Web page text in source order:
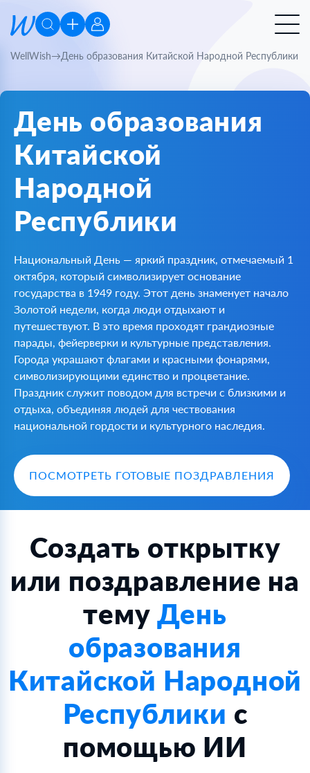
WellWish День образования Китайской Народной Республики
День образования
Китайской
Народной
Республики
Национальный День — яркий праздник, отмечаемый 1
октября, который символизирует основание
государства в 1949 году. Этот день знаменует начало
Золотой недели, когда люди отдыхают и
путешествуют. В это время проходят грандиозные
парады, фейерверки и культурные представления.
Города украшают флагами и красными фонарями,
символизирующими единство и процветание.
Праздник служит поводом для встречи с близкими и
отдыха, объединяя людей для чествования
национальной гордости и культурного наследия.
ПОСМОТРЕТЬ ГОТОВЫЕ ПОЗДРАВЛЕНИЯ
Создать открытку
или поздравление на
темуДень
образования
Китайской Народной
Республики с
помощью ИИ